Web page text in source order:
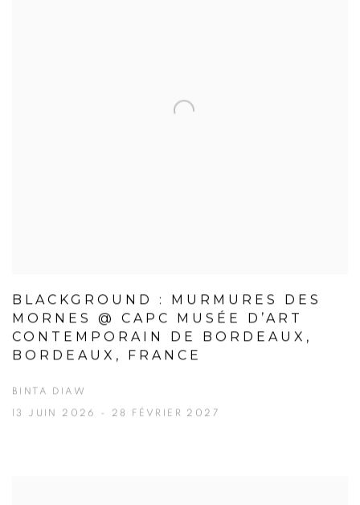
BLACKGROUND : MURMURES DES
MORNES @ CAPC MUSÉE D’ART
CONTEMPORAIN DE BORDEAUX,
BORDEAUX, FRANCE
BINTA DIAW
13 JUIN 2026 - 28 FÉVRIER 2027